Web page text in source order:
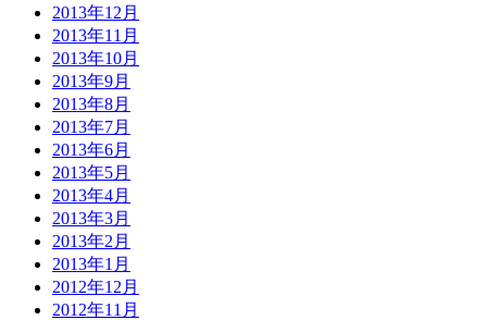
2013年12月
2013年11月
2013年10月
2013年9月
2013年8月
2013年7月
2013年6月
2013年5月
2013年4月
2013年3月
2013年2月
2013年1月
2012年12月
2012年11月